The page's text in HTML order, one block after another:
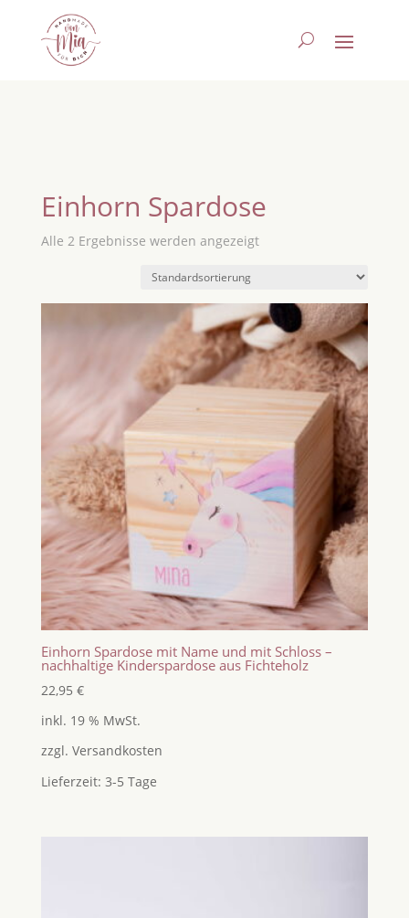
Einhorn Spardose
Alle 2 Ergebnisse werden angezeigt
Einhorn Spardose mit Name und mit Schloss –
nachhaltige Kinderspardose aus Fichteholz
22,95 €
inkl. 19 % MwSt.
zzgl. Versandkosten
Lieferzeit: 3-5 Tage